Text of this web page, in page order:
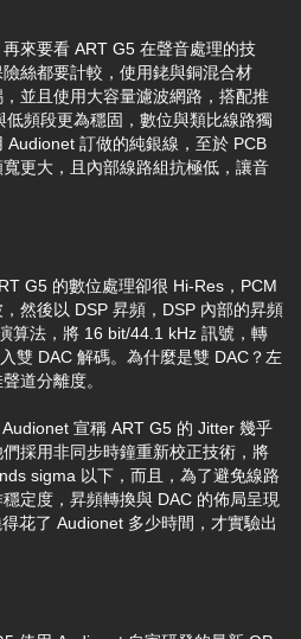
來要看 ART G5 在聲音處理的技
絲都要計較，使用銠與銅混合材
並且使用大容量濾波網路，搭配推
頻段更為穩固，數位與類比線路獨
Audionet 訂做的純銀線，至於 PCB
更大，且內部線路組抗極低，讓音
G5 的數位處理卻很 Hi-Res，PCM
然後以 DSP 昇頻，DSP 內部的昇頻
算法，將 16 bit/44.1 kHz 訊號，轉
雙 DAC 解碼。為什麼是雙 DAC？左
道分離度。
宣稱 ART G5 的 Jitter 幾乎
採用非同步時鐘重新校正技術，將
sigma 以下，而且，為了避免線路
定度，昇頻轉換與 DAC 的佈局呈現
花了 Audionet 多少時間，才實驗出